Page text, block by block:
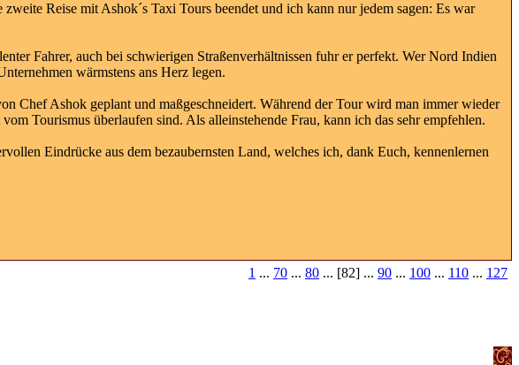
Reise mit Ashok´s Taxi Tours beendet und ich kann nur jedem sagen: Es war
Fahrer, auch bei schwierigen Straßenverhältnissen fuhr er perfekt. Wer Nord Indien
wärmstens ans Herz legen.
Chef Ashok geplant und maßgeschneidert. Während der Tour wird man immer wieder
Tourismus überlaufen sind. Als alleinstehende Frau, kann ich das sehr empfehlen.
Eindrücke aus dem bezaubernsten Land, welches ich, dank Euch, kennenlernen
1 ... 70 ... 80 ... [82] ... 90 ... 100 ... 110 ... 127